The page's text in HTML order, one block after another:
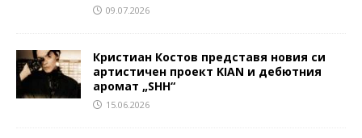
09.07.2026
Кристиан Костов представя новия си
артистичен проект KIAN и дебютния
аромат „SHH“
15.06.2026